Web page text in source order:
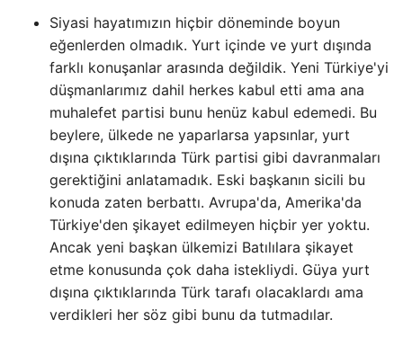
Siyasi hayatımızın hiçbir döneminde boyun
eğenlerden olmadık. Yurt içinde ve yurt dışında
farklı konuşanlar arasında değildik. Yeni Türkiye'yi
düşmanlarımız dahil herkes kabul etti ama ana
muhalefet partisi bunu henüz kabul edemedi. Bu
beylere, ülkede ne yaparlarsa yapsınlar, yurt
dışına çıktıklarında Türk partisi gibi davranmaları
gerektiğini anlatamadık. Eski başkanın sicili bu
konuda zaten berbattı. Avrupa'da, Amerika'da
Türkiye'den şikayet edilmeyen hiçbir yer yoktu.
Ancak yeni başkan ülkemizi Batılılara şikayet
etme konusunda çok daha istekliydi. Güya yurt
dışına çıktıklarında Türk tarafı olacaklardı ama
verdikleri her söz gibi bunu da tutmadılar.